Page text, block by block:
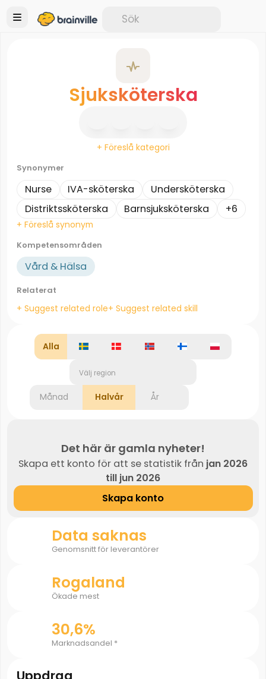
Sjuksköterska
+ Föreslå kategori
Synonymer
Nurse IVA-sköterska
Undersköterska
Distriktssköterska
Barnsjuksköterska +6
+ Föreslå synonym
Kompetensområden
Vård & Hälsa
Relaterat
+ Suggest related role+ Suggest related skill
Alla
Välj region
Månad Halvår År
Det här är gamla nyheter!
Skapa ett konto för att se statistik från jan 2026
till jun 2026
Skapa konto
Data saknas
Genomsnitt för leverantörer
Rogaland
Ökade mest
30,6%
Marknadsandel *